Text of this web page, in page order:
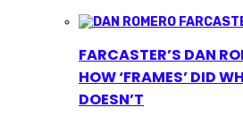
FARCASTER’S DAN
HOW ‘FRAMES’ DID
DOESN’T